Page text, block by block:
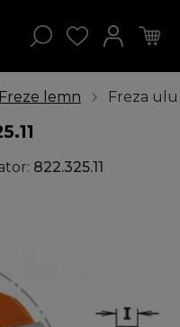
Freze lemn Freza
822.325.11